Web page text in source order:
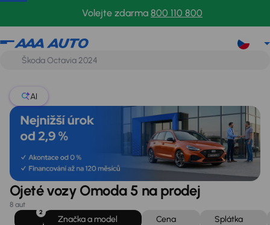
Volejte zdarma 800 110 800
Omoda
AI
Ojeté vozy Omoda 5 na prodej
8 aut
2
Značka a model Cena
Splátka